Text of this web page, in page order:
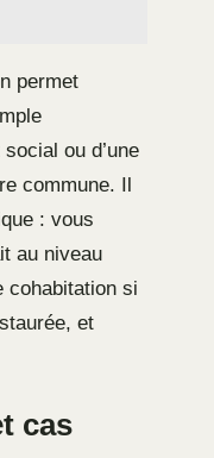
permet
ou d’une
commune. Il
: vous
au niveau
cohabitation si
et
cas